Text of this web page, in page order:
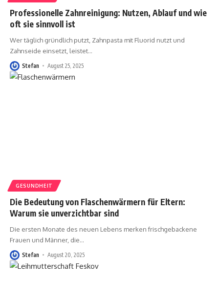
Professionelle Zahnreinigung: Nutzen, Ablauf und wie
oft sie sinnvoll ist
Wer täglich gründlich putzt, Zahnpasta mit Fluorid nutzt und
Zahnseide einsetzt, leistet…
Stefan August 25, 2025
GESUNDHEIT
Die Bedeutung von Flaschenwärmern für Eltern:
Warum sie unverzichtbar sind
Die ersten Monate des neuen Lebens merken frischgebackene
Frauen und Männer, die…
Stefan August 20, 2025